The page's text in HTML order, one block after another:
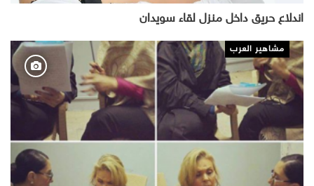
اندلاع حريق داخل منزل لقاء سويدان
مشاهير العرب